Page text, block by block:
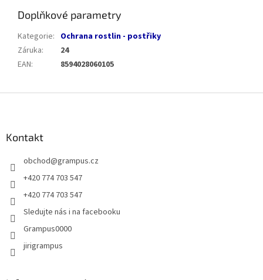
Doplňkové parametry
Kategorie: Ochrana rostlin - postřiky
Záruka:
24
EAN: 8594028060105
Kontakt
obchod@grampus.cz
+420 774 703 547
+420 774 703 547
Sledujte nás i na facebooku
Grampus0000
jirigrampus